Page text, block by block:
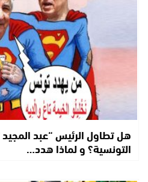
هل تطاول الرئيس “عبد
التونسية؟ و لماذا هدد…